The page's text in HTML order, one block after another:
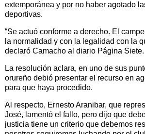
extemporánea y por no haber agotado
deportivas.
“Se actuó conforme a derecho. El
la normalidad y con la legalidad con la
declaró Camacho al diario Página Siete.
La resolución aclara, en uno de sus
orureño debió presentar el recurso en
para que haya procedido.
Al respecto, Ernesto Aranibar, que
José, lamentó el fallo, pero dijo que
justicia tiene un criterio que debemos